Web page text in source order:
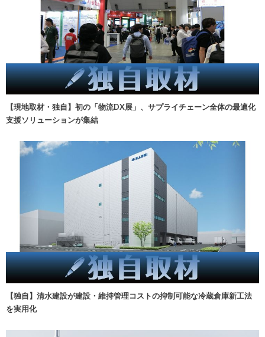
【現地取材・独自】初の「物流DX展」、サプライチェーン全体の最適化
支援ソリューションが集結
【独自】清水建設が建設・維持管理コストの抑制可能な冷蔵倉庫新工法
を実用化